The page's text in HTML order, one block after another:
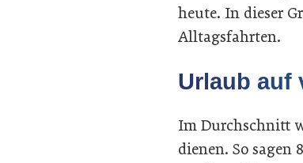
heute. In dieser
Alltagsfahrten.
Urlaub auf
Im Durchschnitt
dienen. So sagen